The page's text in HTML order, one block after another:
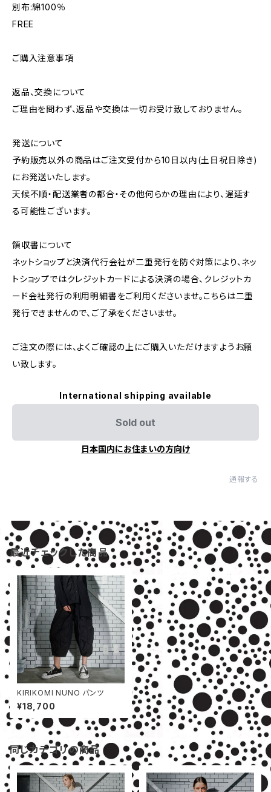
別布:綿100％
FREE
ご購入注意事項
返品、交換について
ご理由を問わず、返品や交換は一切お受け致しておりません。
発送について
予約販売以外の商品はご注文受付から10日以内(土日祝日除き)
にお発送いたします。
天候不順・配送業者の都合・その他何らかの理由により、遅延す
る可能性ございます。
領収書について
ネットショップと決済代行会社が二重発行を防ぐ対策により、ネッ
トショップではクレジットカードによる決済の場合、クレジットカ
ード会社発行の利用明細書をご利用くださいませ。こちらは二重
発行できませんので、ご了承をくださいませ。
ご注文の際には、よくご確認の上にご購入いただけますようお願
い致します。
International shipping available
Sold out
日本国内にお住まいの方向け
通報する
最近チェックした商品
KIRIKOMI NUNO パンツ
¥18,700
同じカテゴリの商品